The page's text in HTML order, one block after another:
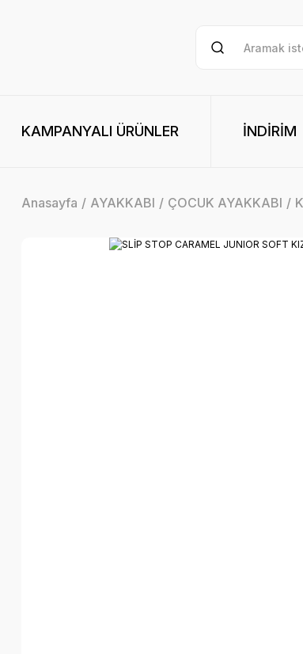
KAMPANYALI ÜRÜNLER İNDİRİM
Anasayfa AYAKKABI ÇOCUK AYAKKABI